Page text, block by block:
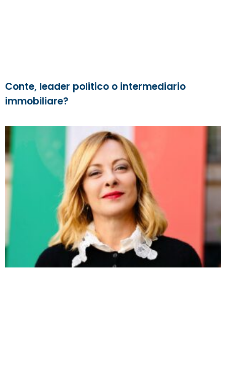
Conte, leader politico o intermediario
immobiliare?